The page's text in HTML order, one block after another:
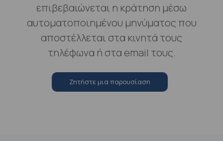
επιβεβαιώνεται η κράτηση μέσω
αυτοματοποιημένου μηνύματος που
αποστέλλεται στα κινητά τους
τηλέφωνα ή στα email τους.
Zητήστε μια παρουσίαση